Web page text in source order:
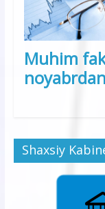
Muhim
Shaxsiy